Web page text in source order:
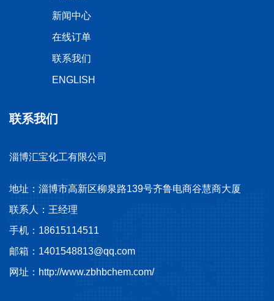
新闻中心
在线订单
联系我们
ENGLISH
联系我们
淄博汇宝化工有限公司
地址：淄博市高新区柳泉路139号齐鲁电商谷慧商大厦
联系人：王经理
手机：18615114511
邮箱：1401548813@qq.com
网址：http://www.zbhbchem.com/